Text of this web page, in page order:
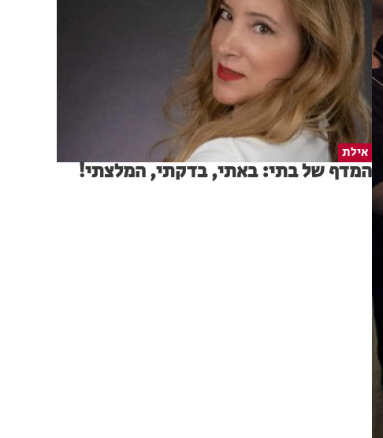
אילת
המדף של בתי: באתי, בדקתי, המלצתי!